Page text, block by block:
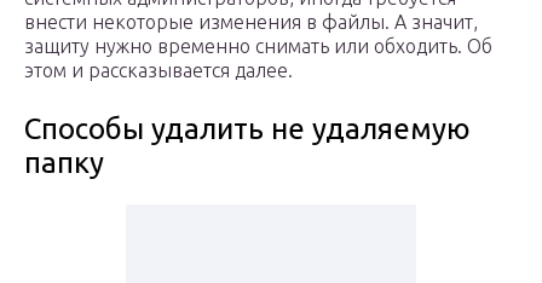
внести некоторые изменения в файлы. А значит,
защиту нужно временно снимать или обходить. Об
этом и рассказывается далее.
Способы удалить не удаляемую
папку